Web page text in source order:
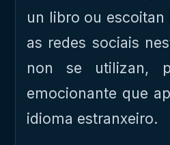
un libro ou escoitan
as redes sociais
non se utilizan,
emocionante que
idioma estranxeiro.